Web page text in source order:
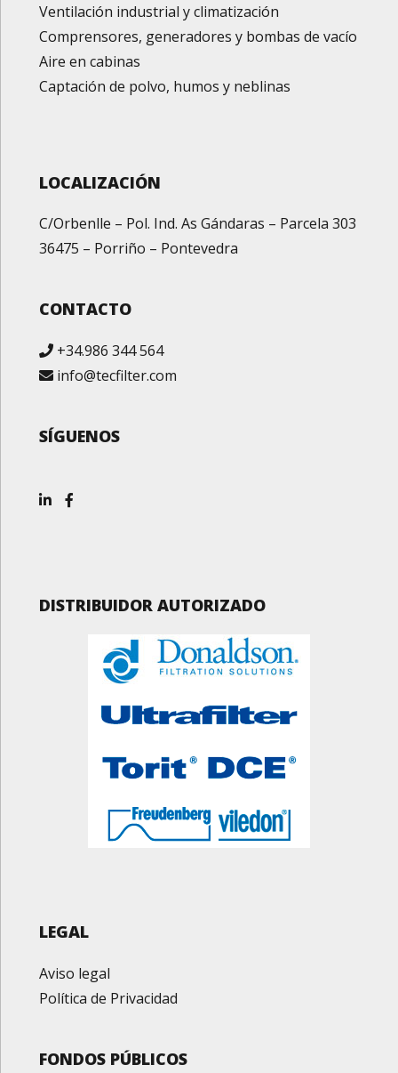
Ventilación industrial y climatización
Comprensores, generadores y bombas de vacío
Aire en cabinas
Captación de polvo, humos y neblinas
LOCALIZACIÓN
C/Orbenlle – Pol. Ind. As Gándaras – Parcela 303
36475 – Porriño – Pontevedra
CONTACTO
+34.986 344 564
info@tecfilter.com
SÍGUENOS
DISTRIBUIDOR AUTORIZADO
LEGAL
Aviso legal
Política de Privacidad
FONDOS PÚBLICOS